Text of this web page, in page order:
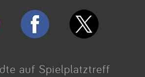
auf Spielplatztreff